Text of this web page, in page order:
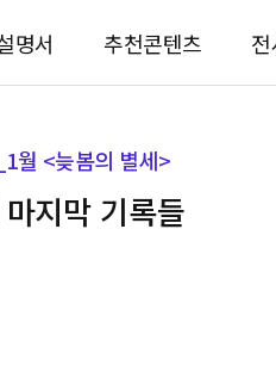
명서 추천콘텐츠 전
월 <늦봄의 별세>
지막 기록들